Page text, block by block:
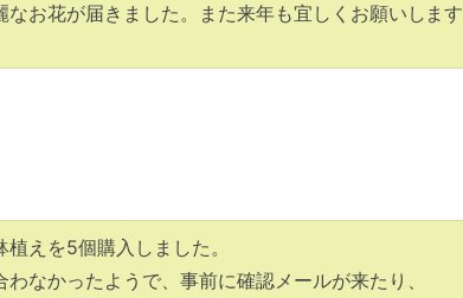
なお花が届きました。また来年も宜しくお願いします
えを5個購入しました。
なかったようで、事前に確認メールが来たり、